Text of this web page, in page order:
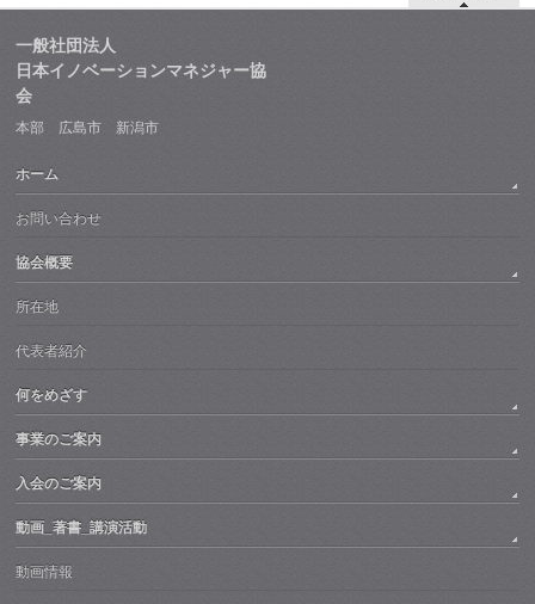
一般社団法人
日本イノベーションマネジャー協
会
本部 広島市 新潟市
ホーム
お問い合わせ
協会概要
所在地
代表者紹介
何をめざす
事業のご案内
入会のご案内
動画_著書_講演活動
動画情報